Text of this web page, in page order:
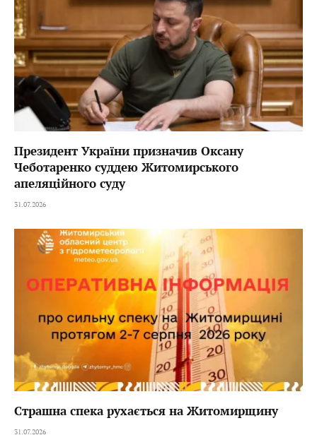
Президент України призначив Оксану
Чеботаренко суддею Житомирського
апеляційного суду
31.07.2026
Страшна спека рухається на Житомирщину
31.07.2026